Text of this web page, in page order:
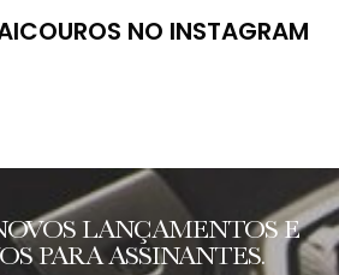
NO INSTAGRAM
LANÇAMENTOS E
PARA ASSINANTES.